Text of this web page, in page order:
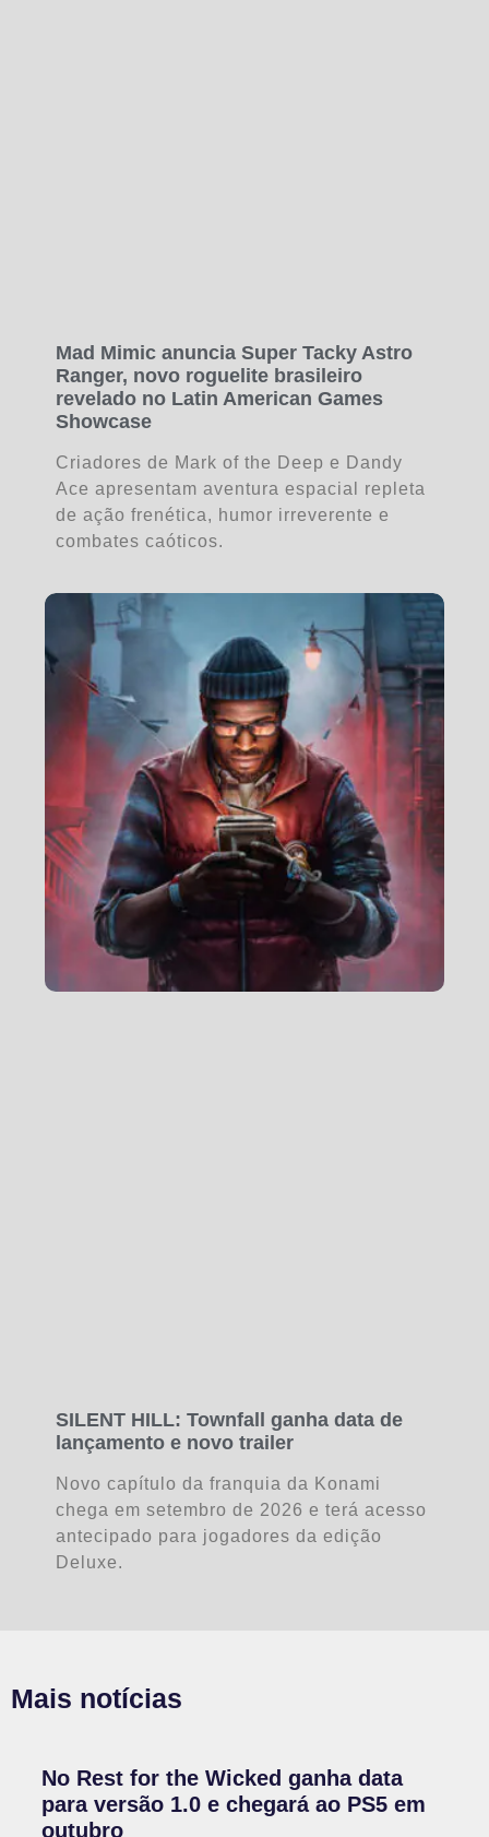
Mad Mimic anuncia Super Tacky Astro
Ranger, novo roguelite brasileiro
revelado no Latin American Games
Showcase
Criadores de Mark of the Deep e Dandy
Ace apresentam aventura espacial repleta
de ação frenética, humor irreverente e
combates caóticos.
SILENT HILL: Townfall ganha data de
lançamento e novo trailer
Novo capítulo da franquia da Konami
chega em setembro de 2026 e terá acesso
antecipado para jogadores da edição
Deluxe.
Mais notícias
No Rest for the Wicked ganha data
para versão 1.0 e chegará ao PS5 em
outubro